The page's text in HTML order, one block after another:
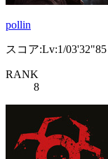
pollin
スコア:Lv:1/03'32"85
RANK
8